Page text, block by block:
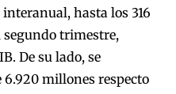
hasta los 316
segundo trimestre,
De su lado, se
millones respecto